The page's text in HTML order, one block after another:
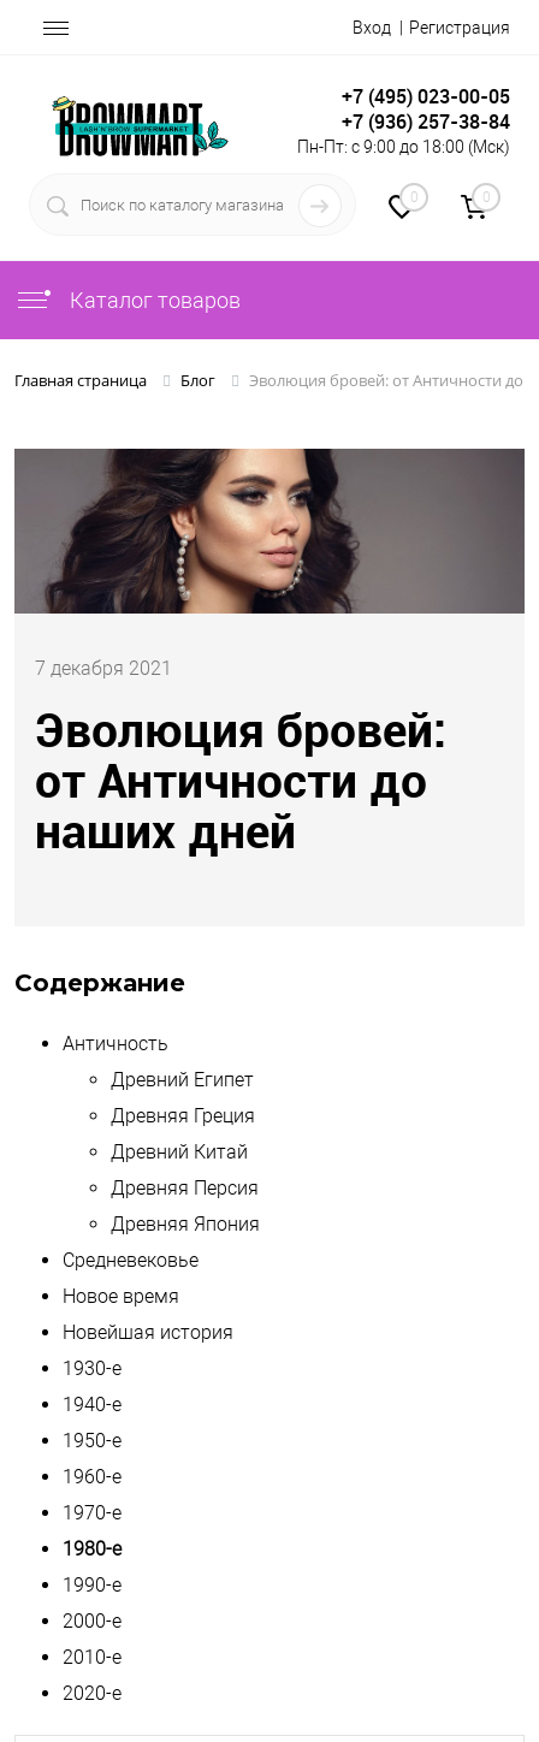
Вход Регистрация
+7 (495) 023-00-05
+7 (936) 257-38-84
Пн-Пт: с 9:00 до 18:00 (Мск)
0 0
Каталог товаров
Главная страница Блог Эволюция бровей: от Античности до
7 декабря 2021
Эволюция бровей:
от Античности до
наших дней
Содержание
Античность
Древний Египет
Древняя Греция
Древний Китай
Древняя Персия
Древняя Япония
Средневековье
Новое время
Новейшая история
1930-е
1940-е
1950-е
1960-е
1970-е
1980-е
1990-е
2000-е
2010-е
2020-е